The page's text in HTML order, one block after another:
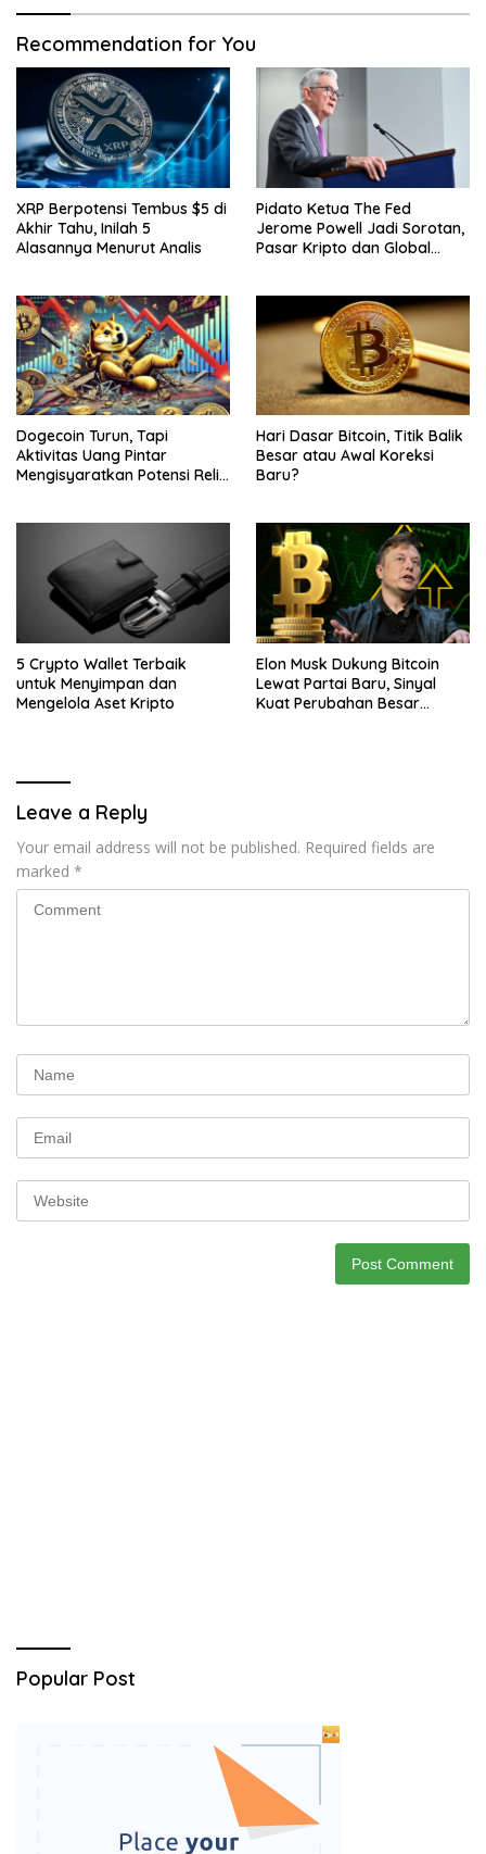
Recommendation for You
XRP Berpotensi Tembus $5 di
Akhir Tahu, Inilah 5
Alasannya Menurut Analis
Pidato Ketua The Fed
Jerome Powell Jadi Sorotan,
Pasar Kripto dan Global
Dogecoin Turun, Tapi
Aktivitas Uang Pintar
Mengisyaratkan Potensi Reli
Hari Dasar Bitcoin, Titik Balik
Besar atau Awal Koreksi
Baru?
5 Crypto Wallet Terbaik
untuk Menyimpan dan
Mengelola Aset Kripto
Elon Musk Dukung Bitcoin
Lewat Partai Baru, Sinyal
Kuat Perubahan Besar
Leave a Reply
Your email address will not be published. Required fields are
marked *
Popular Post